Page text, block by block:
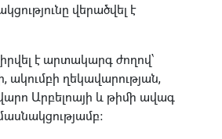
վերածվել է
է արտակարգ ժողով՝
ակումբի ղեկավարության,
Արբելոայի և թիմի ավագ